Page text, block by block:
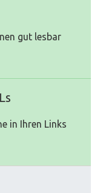
gut lesbar
in Ihren Links